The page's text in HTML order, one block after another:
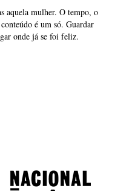
aquela mulher. O tempo, o
é um só. Guardar
onde já se foi feliz.